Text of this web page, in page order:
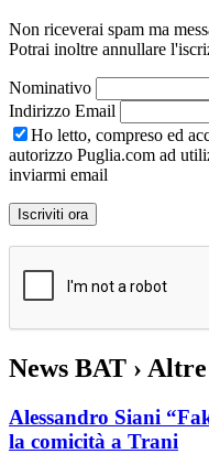
Non riceverai spam ma
Potrai inoltre annullare
Nominativo
Indirizzo Email
Ho letto, compreso ed
autorizzo Puglia.com ad
inviarmi email
News BAT ›
Alessandro Siani
la comicità a Trani